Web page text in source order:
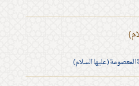
المعصومة (عليها السلام)